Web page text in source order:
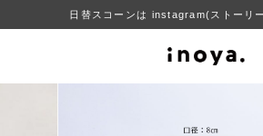
日替スコーンは instagram(ストーリ